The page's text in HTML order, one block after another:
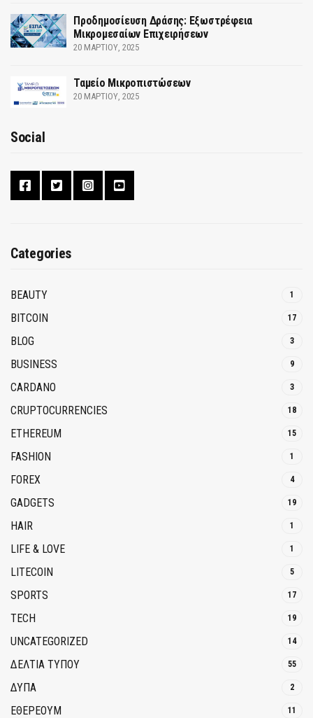
Προδημοσίευση Δράσης: Εξωστρέφεια
Μικρομεσαίων Επιχειρήσεων
20 ΜΑΡΤΊΟΥ, 2025
Ταμείο Μικροπιστώσεων
20 ΜΑΡΤΊΟΥ, 2025
Social
Categories
BEAUTY 1
BITCOIN 17
BLOG 3
BUSINESS 9
CARDANO 3
CRUPTOCURRENCIES 18
ETHEREUM 15
FASHION 1
FOREX 4
GADGETS 19
HAIR 1
LIFE & LOVE 1
LITECOIN 5
SPORTS 17
TECH 19
UNCATEGORIZED 14
ΔΕΛΤΙΑ ΤΥΠΟΥ 55
ΔΥΠΑ 2
ΕΘΈΡΕΟΥΜ 11